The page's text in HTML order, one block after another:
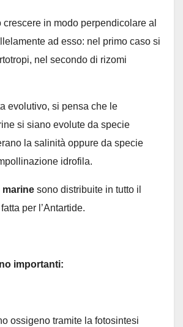
crescere in modo perpendicolare al
ad esso: nel primo caso si
nel secondo di rizomi
evolutivo, si pensa che le
si siano evolute da specie
la salinità oppure da specie
idrofila.
marine sono distribuite in tutto il
per l’Antartide.
importanti:
tramite la fotosintesi